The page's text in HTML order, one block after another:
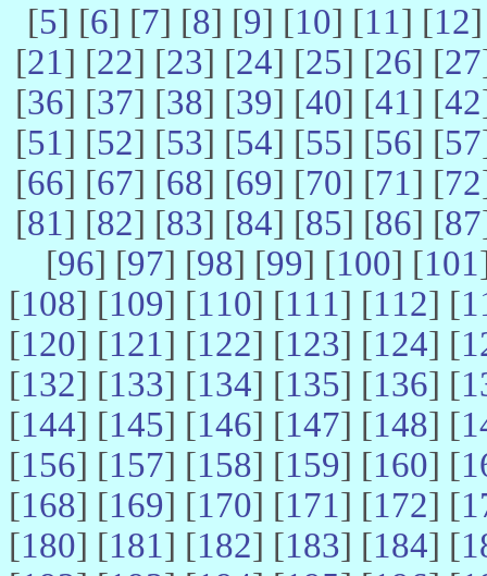
[5] [6] [7] [8] [9] [10] [11] [12
[21] [22] [23] [24] [25] [26] [27
[36] [37] [38] [39] [40] [41] [42
[51] [52] [53] [54] [55] [56] [57
[66] [67] [68] [69] [70] [71] [72
[81] [82] [83] [84] [85] [86] [87
[96] [97] [98] [99] [100] [101
[108] [109] [110] [111] [112] [
[120] [121] [122] [123] [124] [
[132] [133] [134] [135] [136] [
[144] [145] [146] [147] [148] [
[156] [157] [158] [159] [160] [
[168] [169] [170] [171] [172] [
[180] [181] [182] [183] [184] [